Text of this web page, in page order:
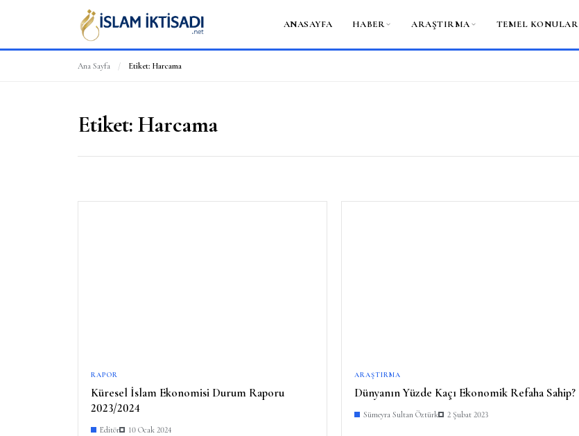
ANASAYFA HABER ARAŞTIRMA TEMEL KONULAR
Ana Sayfa / Etiket: Harcama
Etiket: Harcama
RAPOR
Küresel İslam Ekonomisi Durum Raporu
2023/2024
Editör 10 Ocak 2024
ARAŞTIRMA
Dünyanın Yüzde Kaçı Ekonomik Refaha Sahip?
Sümeyra Sultan Öztürk 2 Şubat 2023